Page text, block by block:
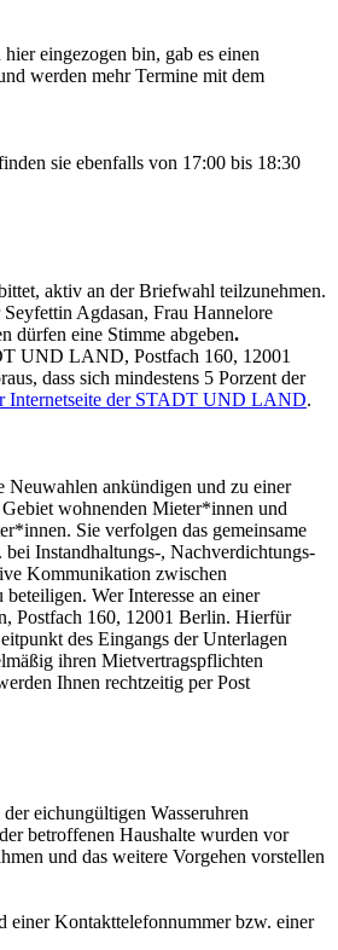
eingezogen bin, gab es einen
werden mehr Termine mit dem
sie ebenfalls von 17:00 bis 18:30
aktiv an der Briefwahl teilzunehmen.
Agdasan, Frau Hannelore
dürfen eine Stimme abgeben.
UND LAND, Postfach 160, 12001
dass sich mindestens 5 Porzent der
Internetseite der STADT UND LAND.
ankündigen und zu einer
wohnenden Mieter*innen und
Sie verfolgen das gemeinsame
Instandhaltungs-, Nachverdichtungs-
Kommunikation zwischen
Wer Interesse an einer
Postfach 160, 12001 Berlin. Hierfür
des Eingangs der Unterlagen
ihren Mietvertragspflichten
Ihnen rechtzeitig per Post
eichungültigen Wasseruhren
betroffenen Haushalte wurden vor
und das weitere Vorgehen vorstellen
einer Kontakttelefonnummer bzw. einer